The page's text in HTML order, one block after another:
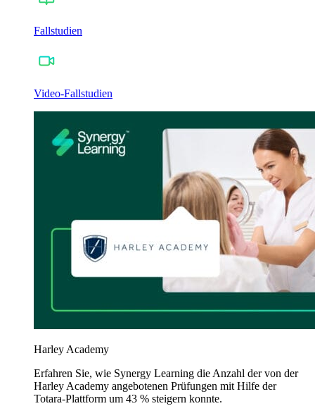
Fallstudien
Video-Fallstudien
Harley Academy
Erfahren Sie, wie Synergy Learning die Anzahl der von der
Harley Academy angebotenen Prüfungen mit Hilfe der
Totara-Plattform um 43 % steigern konnte.